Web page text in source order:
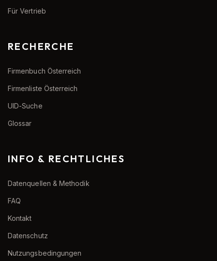
Für Vertrieb
RECHERCHE
Firmenbuch Österreich
Firmenliste Österreich
UID-Suche
Glossar
INFO & RECHTLICHES
Datenquellen & Methodik
FAQ
Kontakt
Datenschutz
Nutzungsbedingungen